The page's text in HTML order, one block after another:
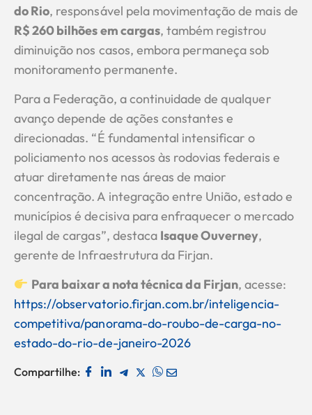
do Rio, responsável pela movimentação de mais de
R$ 260 bilhões em cargas, também registrou
diminuição nos casos, embora permaneça sob
monitoramento permanente.
Para a Federação, a continuidade de qualquer
avanço depende de ações constantes e
direcionadas. “É fundamental intensificar o
policiamento nos acessos às rodovias federais e
atuar diretamente nas áreas de maior
concentração. A integração entre União, estado e
municípios é decisiva para enfraquecer o mercado
ilegal de cargas”, destaca Isaque Ouverney,
gerente de Infraestrutura da Firjan.
Para baixar a nota técnica da Firjan, acesse:
https://observatorio.firjan.com.br/inteligencia-
competitiva/panorama-do-roubo-de-carga-no-
estado-do-rio-de-janeiro-2026
Compartilhe: